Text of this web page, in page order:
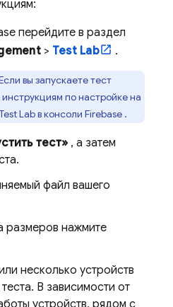
перейдите в раздел
> Test Lab .
вы запускаете тест
по настройке на
Test Labв консоли Firebase .
тест» , а затем
файл вашего
размеров нажмите
несколько устройств
В зависимости от
устройств, рядом с